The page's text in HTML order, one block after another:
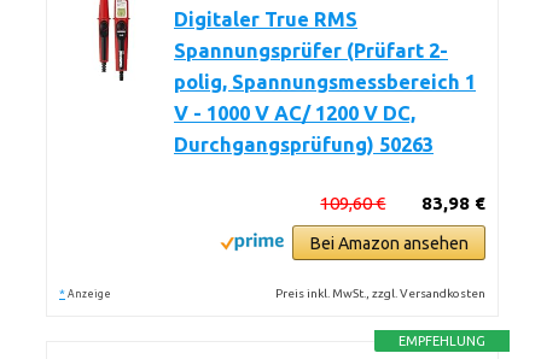
Digitaler True RMS
Spannungsprüfer (Prüfart 2-
polig, Spannungsmessbereich 1
V - 1000 V AC/ 1200 V DC,
Durchgangsprüfung) 50263
83,98 €
109,60 €
Bei Amazon ansehen
* Anzeige Preis inkl. MwSt., zzgl. Versandkosten
EMPFEHLUNG